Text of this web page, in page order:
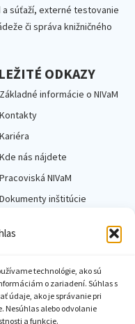
technológie, ako sú
o zariadení. Súhlas s
údaje, ako je správanie pri
Nesúhlas alebo odvolanie
a funkcie.
súťaží, externé testovanie
či správa knižničného
ODKAZY
Základné informácie o NIVaM
Kontakty
Kariéra
Kde nás nájdete
Pracoviská NIVaM
Dokumenty inštitúcie